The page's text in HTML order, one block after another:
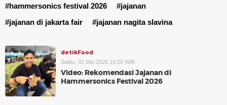
#hammersonics festival 2026
#jajanan
#jajanan di jakarta fair
#jajanan nagita slavina
detikFood
Sabtu, 02 Mei 2026 19:20 WIB
Video: Rekomendasi Jajanan di
Hammersonics Festival 2026